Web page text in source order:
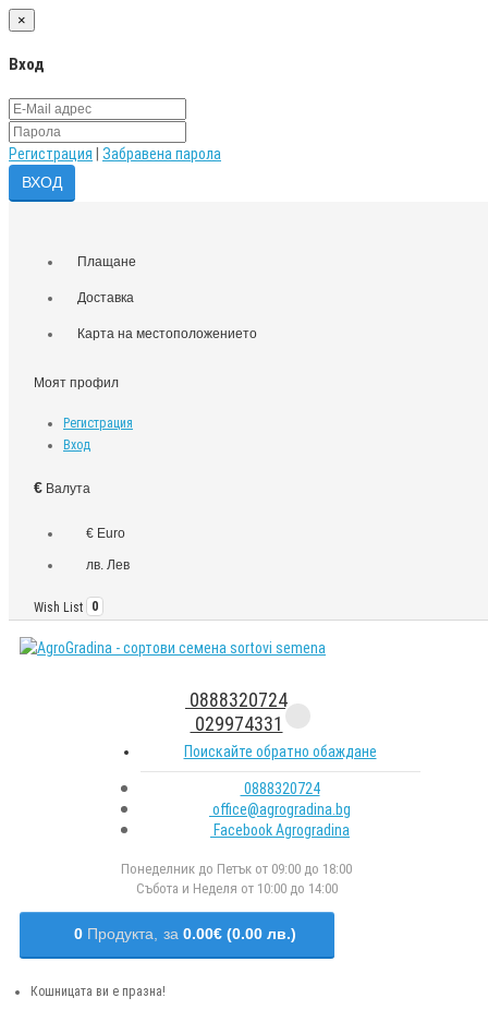
×
Вход
Регистрация Забравена парола
Плащане
Доставка
Карта на местоположението
Моят профил
Регистрация
Вход
€ Валута
€ Euro
лв. Лев
Wish List 0
0888320724
029974331
Поискайте обратно обаждане
0888320724
office@agrogradina.bg
Facebook Agrogradina
Понеделник до Петък от 09:00 до 18:00
Събота и Неделя от 10:00 до 14:00
0 Продукта, за 0.00€ (0.00 лв.)
Кошницата ви е празна!